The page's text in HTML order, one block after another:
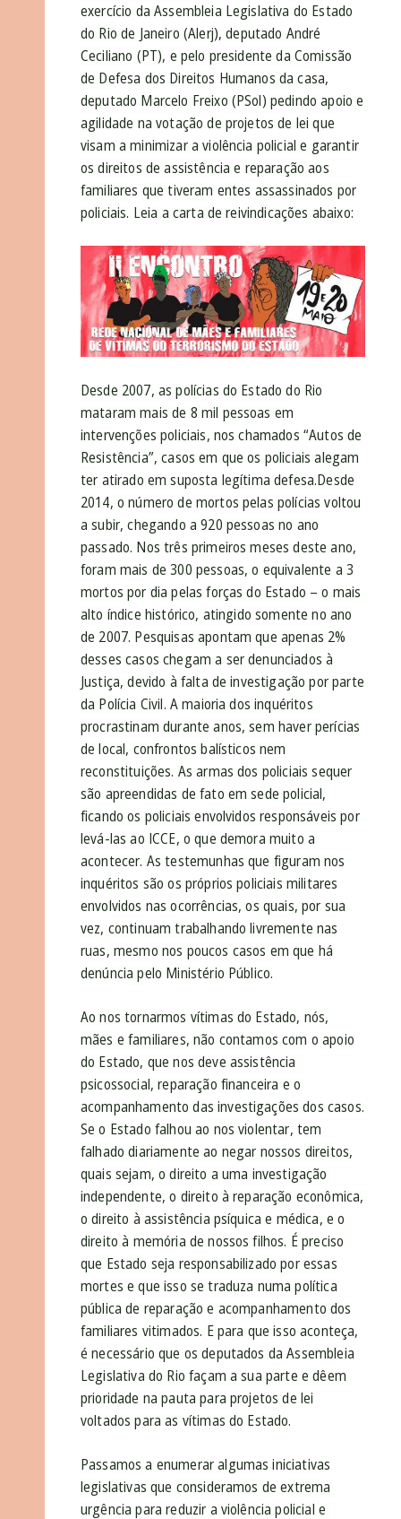
exercício da Assembleia Legislativa do Estado
do Rio de Janeiro (Alerj), deputado André
Ceciliano (PT), e pelo presidente da Comissão
de Defesa dos Direitos Humanos da casa,
deputado Marcelo Freixo (PSol) pedindo apoio e
agilidade na votação de projetos de lei que
visam a minimizar a violência policial e garantir
os direitos de assistência e reparação aos
familiares que tiveram entes assassinados por
policiais. Leia a carta de reivindicações abaixo:
Desde 2007, as polícias do Estado do Rio
mataram mais de 8 mil pessoas em
intervenções policiais, nos chamados “Autos de
Resistência”, casos em que os policiais alegam
ter atirado em suposta legítima defesa.Desde
2014, o número de mortos pelas polícias voltou
a subir, chegando a 920 pessoas no ano
passado. Nos três primeiros meses deste ano,
foram mais de 300 pessoas, o equivalente a 3
mortos por dia pelas forças do Estado – o mais
alto índice histórico, atingido somente no ano
de 2007. Pesquisas apontam que apenas 2%
desses casos chegam a ser denunciados à
Justiça, devido à falta de investigação por parte
da Polícia Civil. A maioria dos inquéritos
procrastinam durante anos, sem haver perícias
de local, confrontos balísticos nem
reconstituições. As armas dos policiais sequer
são apreendidas de fato em sede policial,
ficando os policiais envolvidos responsáveis por
levá-las ao ICCE, o que demora muito a
acontecer. As testemunhas que figuram nos
inquéritos são os próprios policiais militares
envolvidos nas ocorrências, os quais, por sua
vez, continuam trabalhando livremente nas
ruas, mesmo nos poucos casos em que há
denúncia pelo Ministério Público.
Ao nos tornarmos vítimas do Estado, nós,
mães e familiares, não contamos com o apoio
do Estado, que nos deve assistência
psicossocial, reparação financeira e o
acompanhamento das investigações dos casos.
Se o Estado falhou ao nos violentar, tem
falhado diariamente ao negar nossos direitos,
quais sejam, o direito a uma investigação
independente, o direito à reparação econômica,
o direito à assistência psíquica e médica, e o
direito à memória de nossos filhos. É preciso
que Estado seja responsabilizado por essas
mortes e que isso se traduza numa política
pública de reparação e acompanhamento dos
familiares vitimados. E para que isso aconteça,
é necessário que os deputados da Assembleia
Legislativa do Rio façam a sua parte e dêem
prioridade na pauta para projetos de lei
voltados para as vítimas do Estado.
Passamos a enumerar algumas iniciativas
legislativas que consideramos de extrema
urgência para reduzir a violência policial e